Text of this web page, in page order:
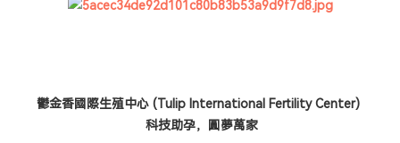
鬱金香國際生殖中心 (Tulip International Fertility Center)
科技助孕，圓夢萬家